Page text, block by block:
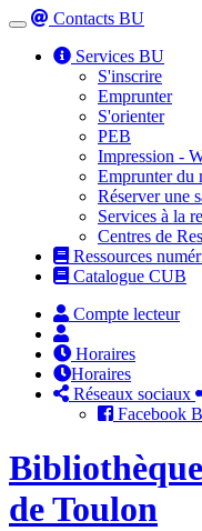
Toggle
navigation
Contacts BU
Services BU
S'inscrire
Emprunter
S'orienter
PEB
Impression -
Emprunter du
Réserver une
Services à la
Centres de
Ressources
Catalogue CUB
Compte lecteur
Horaires
Horaires
Réseaux sociaux
Facebook
de Toulon